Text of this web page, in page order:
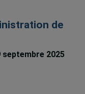
de
septembre 2025